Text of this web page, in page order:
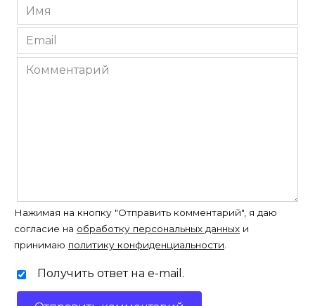
Имя
*
Email
*
Комментарий
Нажимая на кнопку "Отправить комментарий", я даю
согласие на обработку персональных данных и
принимаю политику конфиденциальности.
Получить ответ на e-mail.